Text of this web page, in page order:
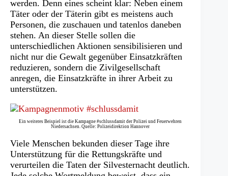
werden. Denn eines scheint klar: Neben einem
Täter oder der Täterin gibt es meistens auch
Personen, die zuschauen und tatenlos daneben
stehen. An dieser Stelle sollen die
unterschiedlichen Aktionen sensibilisieren und
nicht nur die Gewalt gegenüber Einsatzkräften
reduzieren, sondern die Zivilgesellschaft
anregen, die Einsatzkräfte in ihrer Arbeit zu
unterstützen.
Ein weiteres Beispiel ist die Kampagne #schlussdamit der Polizei und Feuerwehren
Niedersachsen. Quelle: Polizeidirektion Hannover
Viele Menschen bekunden dieser Tage ihre
Unterstützung für die Rettungskräfte und
verurteilen die Taten der Silvesternacht deutlich.